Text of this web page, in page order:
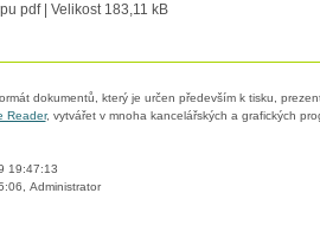
pdf | Velikost 183,11 kB
dokumentů, který je určen především k tisku,
Reader, vytvářet v mnoha kancelářských a grafických
19:47:13
Administrator